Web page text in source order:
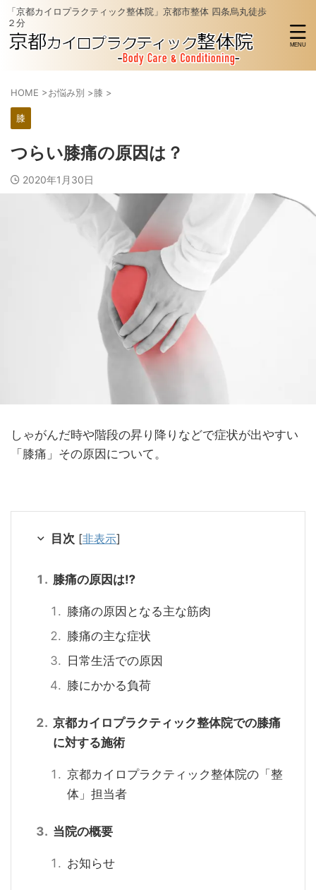
「京都カイロプラクティック整体院」京都市整体 四条烏丸徒歩
２分
HOME >お悩み別 >膝 >
膝
つらい膝痛の原因は？
2020年1月30日
しゃがんだ時や階段の昇り降りなどで症状が出やすい
「膝痛」その原因について。
目次 [非表示]
膝痛の原因は⁉
膝痛の原因となる主な筋肉
膝痛の主な症状
日常生活での原因
膝にかかる負荷
京都カイロプラクティック整体院での膝痛
に対する施術
京都カイロプラクティック整体院の「整
体」担当者
当院の概要
お知らせ